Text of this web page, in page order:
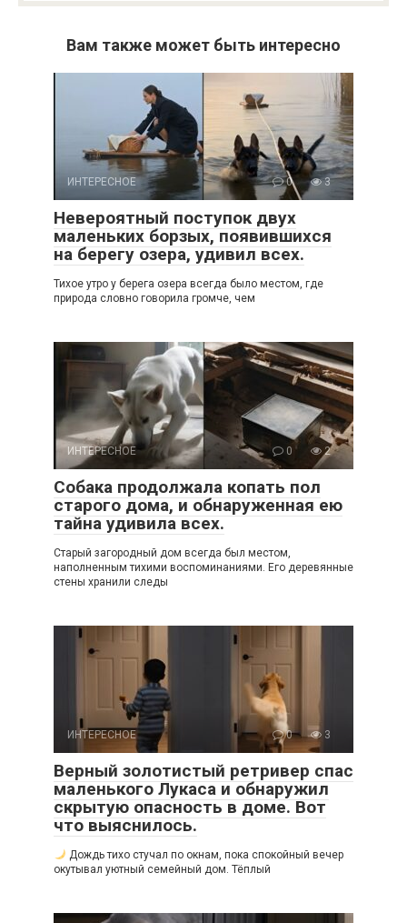
Вам также может быть интересно
ИНТЕРЕСНОЕ 0 3
Невероятный поступок двух
маленьких борзых, появившихся
на берегу озера, удивил всех.
Тихое утро у берега озера всегда было местом, где
природа словно говорила громче, чем
ИНТЕРЕСНОЕ 0 2
Собака продолжала копать пол
старого дома, и обнаруженная ею
тайна удивила всех.
Старый загородный дом всегда был местом,
наполненным тихими воспоминаниями. Его деревянные
стены хранили следы
ИНТЕРЕСНОЕ 0 3
Верный золотистый ретривер спас
маленького Лукаса и обнаружил
скрытую опасность в доме. Вот
что выяснилось.
Дождь тихо стучал по окнам, пока спокойный вечер
окутывал уютный семейный дом. Тёплый